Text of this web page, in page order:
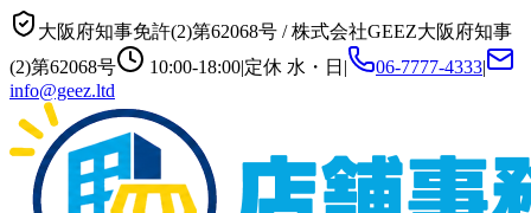
大阪府知事免許(2)第62068号 /株式会社GEEZ大阪府知事
(2)第62068号
10:00-18:00|定休 水・日 | 06-7777-4333|
info@geez.ltd